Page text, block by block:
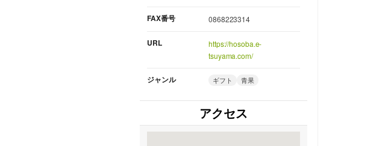
FAX番号 0868223314
URL
https://hosoba.e-
tsuyama.com/
ジャンル ギフト 青果
アクセス